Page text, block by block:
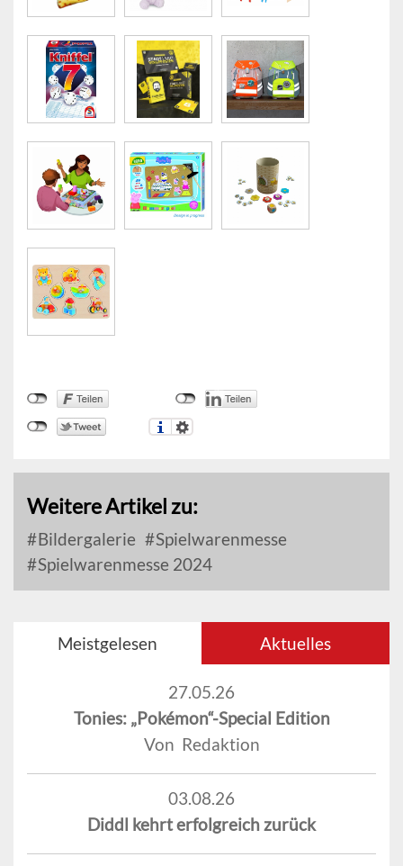
Weitere Artikel zu:
Bildergalerie
Spielwarenmesse
Spielwarenmesse 2024
Meistgelesen Aktuelles
27.05.26
Tonies: „Pokémon“-Special Edition
Von Redaktion
03.08.26
Diddl kehrt erfolgreich zurück